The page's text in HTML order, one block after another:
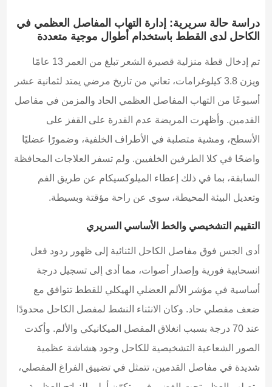
دراسة حالة سريرية: إدارة التهاب المفاصل العظمي في
الكاحل لدى القطط باستخدام أطوال موجية متعددة
تم إدخال قطة منزلية قصيرة الشعر تبلغ من العمر 13 عامًا
ويزن 3.8 كيلوغرامات، تعاني من تاريخ مرضي يمتد لثمانية عشر
أسبوعًا من التهاب المفاصل العظمي الحاد والمزمن في مفاصل
القدمين. وأظهرت المريضة عدم القدرة على القفز على
الأسطح، ومشية متصلبة في الأطراف الخلفية، وضمورًا عضليًا
واضحًا في كلا الطرفين الخلفيين. ولم تسفر العلاجات المحافظة
السابقة، بما في ذلك إعطاء الميلوكسيكام عن طريق الفم
وتعديل البيئة المحيطة، سوى عن راحة مؤقتة وبسيطة.
التقييم التشخيصي والخط الأساسي السريري
أدى الجس فوق مفاصل الكاحل الثنائية إلى ظهور ردود فعل
انسحابية فورية وإصدار أصوات، مما أدى إلى تسجيل درجة
أساسية في مؤشر الألم العضلي الهيكلي للقطط تتوافق مع
ضعف مفصلي حاد. وكان الانثناء النشط لمفصل الكاحل محدودًا
عند 70 درجة بسبب انغلاق المفصل الميكانيكي والألم. وأكدت
الصور الشعاعية التشخيصية للكاحل وجود هشاشة عظمية
شديدة في مفاصل القدمين، تتمثل في تضييق الفراغ المفصلي،